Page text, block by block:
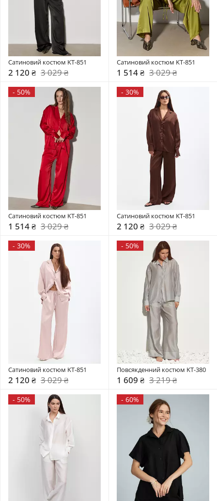
Сатиновий костюм KT-851
2 120 ₴ 3 029 ₴
Сатиновий костюм KT-851
1 514 ₴ 3 029 ₴
- 50%
Сатиновий костюм KT-851
1 514 ₴ 3 029 ₴
- 30%
Сатиновий костюм KT-851
2 120 ₴ 3 029 ₴
- 30%
Сатиновий костюм KT-851
2 120 ₴ 3 029 ₴
- 50%
Повсякденний костюм KT-380
1 609 ₴ 3 219 ₴
- 50% - 60%